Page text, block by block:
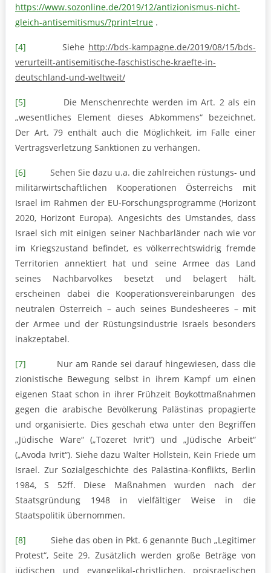
https://www.sozonline.de/2019/12/antizionismus-nicht-
gleich-antisemitismus/?print=true .
[4] Siehe http://bds-kampagne.de/2019/08/15/bds-
verurteilt-antisemitische-faschistische-kraefte-in-
deutschland-und-weltweit/
[5] Die Menschenrechte werden im Art. 2 als ein
„wesentliches Element dieses Abkommens“ bezeichnet.
Der Art. 79 enthält auch die Möglichkeit, im Falle einer
Vertragsverletzung Sanktionen zu verhängen.
[6] Sehen Sie dazu u.a. die zahlreichen rüstungs- und
militärwirtschaftlichen Kooperationen Österreichs mit
Israel im Rahmen der EU-Forschungsprogramme (Horizont
2020, Horizont Europa). Angesichts des Umstandes, dass
Israel sich mit einigen seiner Nachbarländer nach wie vor
im Kriegszustand befindet, es völkerrechtswidrig fremde
Territorien annektiert hat und seine Armee das Land
seines Nachbarvolkes besetzt und belagert hält,
erscheinen dabei die Kooperationsvereinbarungen des
neutralen Österreich – auch seines Bundesheeres – mit
der Armee und der Rüstungsindustrie Israels besonders
inakzeptabel.
[7] Nur am Rande sei darauf hingewiesen, dass die
zionistische Bewegung selbst in ihrem Kampf um einen
eigenen Staat schon in ihrer Frühzeit Boykottmaßnahmen
gegen die arabische Bevölkerung Palästinas propagierte
und organisierte. Dies geschah etwa unter den Begriffen
„Jüdische Ware“ („Tozeret Ivrit“) und „Jüdische Arbeit“
(„Avoda Ivrit“). Siehe dazu Walter Hollstein, Kein Friede um
Israel. Zur Sozialgeschichte des Palästina-Konflikts, Berlin
1984, S 52ff. Diese Maßnahmen wurden nach der
Staatsgründung 1948 in vielfältiger Weise in die
Staatspolitik übernommen.
[8] Siehe das oben in Pkt. 6 genannte Buch „Legitimer
Protest“, Seite 29. Zusätzlich werden große Beträge von
jüdischen und evangelikal-christlichen, proisraelischen